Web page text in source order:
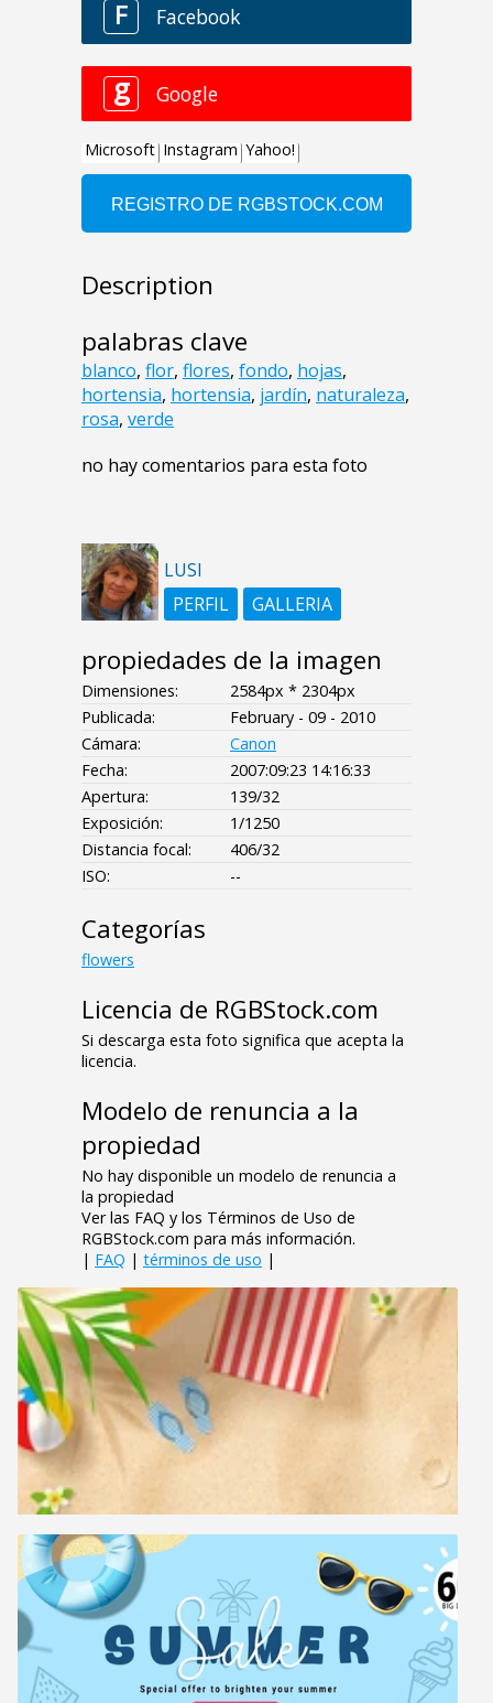
Description
palabras clave
blanco, flor, flores, fondo, hojas,
hortensia, hortensia, jardín, naturaleza,
rosa, verde
no hay comentarios para esta foto
LUSI
PERFIL
GALLERIA
propiedades de la imagen
Dimensiones:
2584px * 2304px
Publicada:
February - 09 - 2010
Cámara:
Canon
Fecha:
2007:09:23 14:16:33
Apertura:
139/32
Exposición:
1/1250
Distancia focal:
406/32
ISO:
--
Categorías
flowers
Licencia de RGBStock.com
Si descarga esta foto significa que acepta la
licencia.
Modelo de renuncia a la
propiedad
No hay disponible un modelo de renuncia a
la propiedad
Ver las FAQ y los Términos de Uso de
RGBStock.com para más información.
| FAQ | términos de uso |